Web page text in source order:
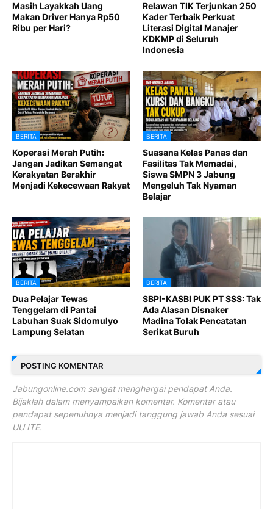
Masih Layakkah Uang
Makan Driver Hanya Rp50
Ribu per Hari?
Relawan TIK Terjunkan 250
Kader Terbaik Perkuat
Literasi Digital Manajer
KDKMP di Seluruh
Indonesia
BERITA
Koperasi Merah Putih:
Jangan Jadikan Semangat
Kerakyatan Berakhir
Menjadi Kekecewaan Rakyat
BERITA
Suasana Kelas Panas dan
Fasilitas Tak Memadai,
Siswa SMPN 3 Jabung
Mengeluh Tak Nyaman
Belajar
BERITA
Dua Pelajar Tewas
Tenggelam di Pantai
Labuhan Suak Sidomulyo
Lampung Selatan
BERITA
SBPI-KASBI PUK PT SSS: Tak
Ada Alasan Disnaker
Madina Tolak Pencatatan
Serikat Buruh
POSTING KOMENTAR
Jabungonline.com sangat menghargai pendapat Anda.
Bijaklah dalam menyampaikan komentar. Komentar atau
pendapat sepenuhnya menjadi tanggung jawab Anda sesuai
UU ITE.